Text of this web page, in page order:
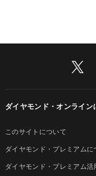
ダイヤモンド・オンライン
このサイトについて
ダイヤモンド・プレミアムに
ダイヤモンド・プレミアム活